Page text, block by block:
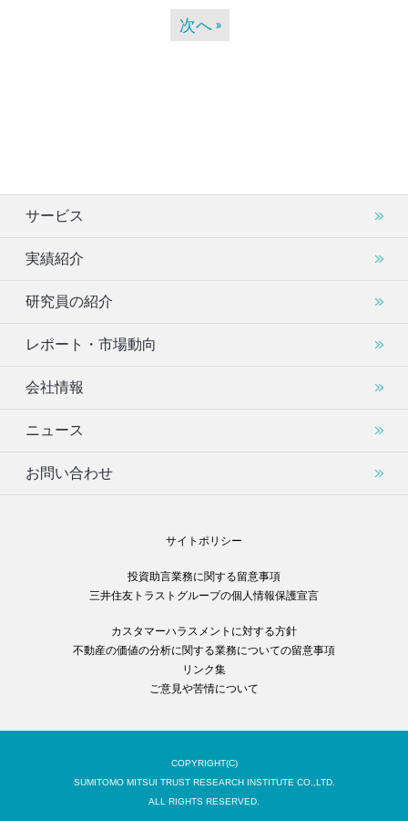
次へ
サービス
実績紹介
研究員の紹介
レポート・市場動向
会社情報
ニュース
お問い合わせ
サイトポリシー
投資助言業務に関する留意事項
三井住友トラストグループの個人情報保護宣言
カスタマーハラスメントに対する方針
不動産の価値の分析に関する業務についての留意事項
リンク集
ご意見や苦情について
COPYRIGHT(C)
SUMITOMO MITSUI TRUST RESEARCH INSTITUTE CO.,LTD.
ALL RIGHTS RESERVED.